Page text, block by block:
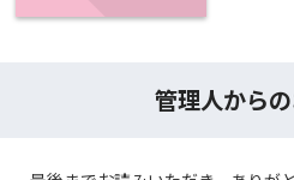
管理人から